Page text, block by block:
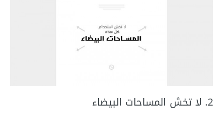
2. لا تخش المساحات البيضاء